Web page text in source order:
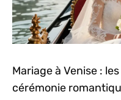
Mariage à Venise :
cérémonie